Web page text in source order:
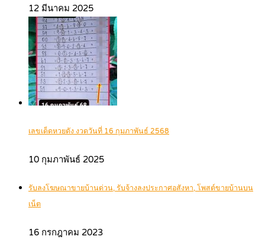
12 มีนาคม 2025
เลขเด็ดหวยดัง งวดวันที่ 16 กุมภาพันธ์ 2568
10 กุมภาพันธ์ 2025
รับลงโฆษณาขายบ้านด่วน, รับจ้างลงประกาศอสังหา, โพสต์ขายบ้านบน
เน็ต
16 กรกฎาคม 2023